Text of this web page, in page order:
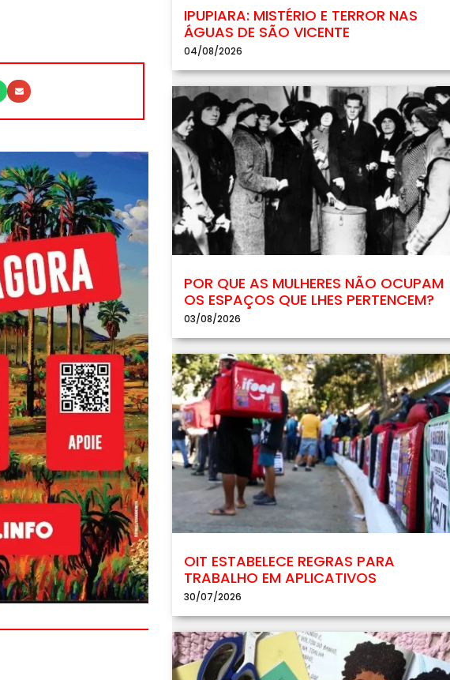
IPUPIARA: MISTÉRIO E TERROR NAS
ÁGUAS DE SÃO VICENTE
04/08/2026
POR QUE AS MULHERES NÃO OCUPAM
OS ESPAÇOS QUE LHES PERTENCEM?
03/08/2026
OIT ESTABELECE REGRAS PARA
TRABALHO EM APLICATIVOS
30/07/2026